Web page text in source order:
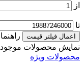
از
تا
اعمال فیلتر قیمت
راهنما
نمایش محصولات موجود
محصولات ویژه